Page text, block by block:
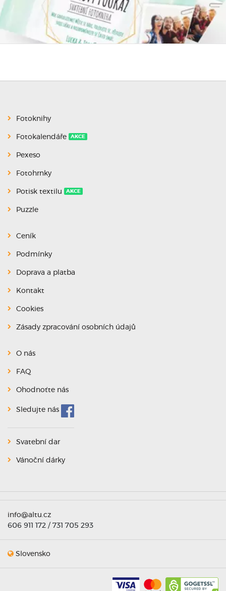
Fotoknihy
Fotokalendáře AKCE
Pexeso
Fotohrnky
Potisk textilu AKCE
Puzzle
Ceník
Podmínky
Doprava a platba
Kontakt
Cookies
Zásady zpracování osobních údajů
O nás
FAQ
Ohodnoťte nás
Sledujte nás
Svatební dar
Vánoční dárky
info@altu.cz
606 911 172 / 731 705 293
Slovensko